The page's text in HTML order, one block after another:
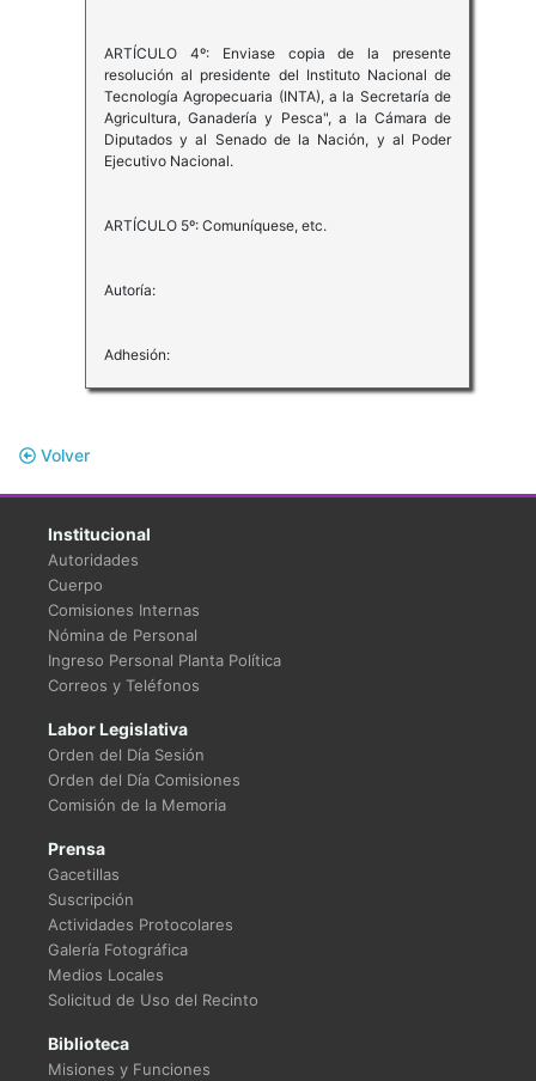
ARTÍCULO 4º: Enviase copia de la presente
resolución al presidente del Instituto Nacional de
Tecnología Agropecuaria (INTA), a la Secretaría de
Agricultura, Ganadería y Pesca", a la Cámara de
Diputados y al Senado de la Nación, y al Poder
Ejecutivo Nacional.
ARTÍCULO 5º: Comuníquese, etc.
Autoría:
Adhesión:
Volver
Institucional
Autoridades
Cuerpo
Comisiones Internas
Nómina de Personal
Ingreso Personal Planta Política
Correos y Teléfonos
Labor Legislativa
Orden del Día Sesión
Orden del Día Comisiones
Comisión de la Memoria
Prensa
Gacetillas
Suscripción
Actividades Protocolares
Galería Fotográfica
Medios Locales
Solicitud de Uso del Recinto
Biblioteca
Misiones y Funciones